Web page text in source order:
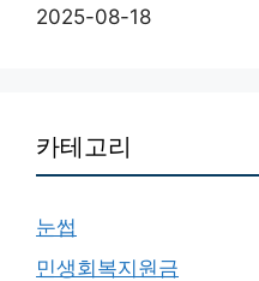
2025-08-18
카테고리
눈썹
민생회복지원금